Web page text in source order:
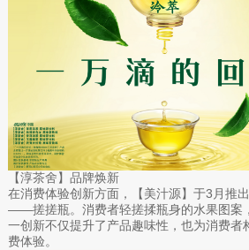
【淳茶舍】品牌焕新
在消费体验创新方面，【美汁源】于3月推
——搓搓瓶。消费者轻搓揉瓶身的水果图案
一创新不仅提升了产品趣味性，也为消费者
费体验。